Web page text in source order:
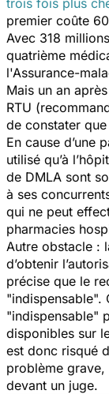
premier coûte
Avec 318
quatrième
l'Assurance-
Mais un an
RTU
de constater que
En cause d’une
utilisé qu’à
de DMLA sont
à ses
qui ne peut
pharmacies
Autre obstacle :
d’obtenir
précise que le
"indispensable".
"indispensable"
disponibles sur
est donc risqué
problème
devant un juge.